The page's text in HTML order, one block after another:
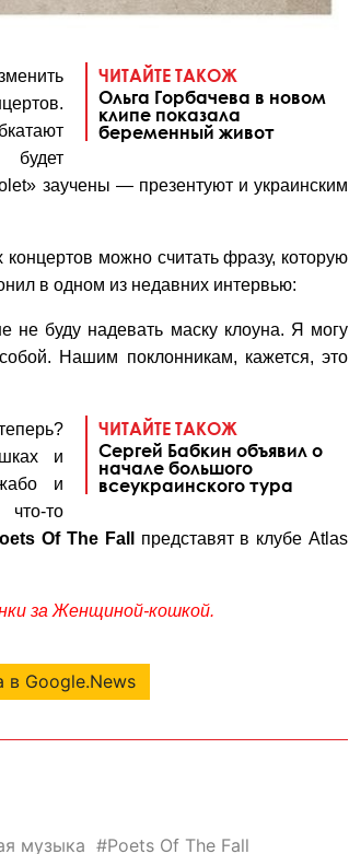
ЧИТАЙТЕ ТАКОЖ
Ольга Горбачева в новом
клипе показала
беременный живот
заучены — презентуют и украинским
можно считать фразу, которую
в одном из недавних интервью:
не буду надевать маску клоуна. Я могу
Нашим поклонникам, кажется, это
ЧИТАЙТЕ ТАКОЖ
Сергей Бабкин объявил о
начале большого
всеукраинского тура
и
и
то
Of The Fall
представят в клубе Atlas
за Женщиной-кошкой.
в Google.News
музыка Poets Of The Fall